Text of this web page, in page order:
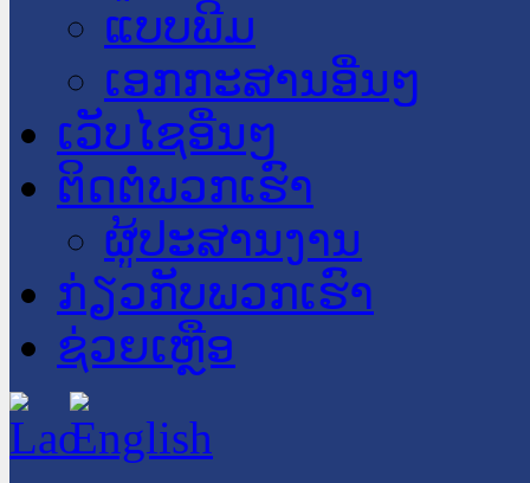
ແບບພີມ
ເອກກະສານອື່ນໆ
ເວັບໄຊອື່ນໆ
ຕິດຕໍ່ພວກເຮົາ
ຜູ້ປະສານງານ
ກ່ຽວກັບພວກເຮົາ
ຊ່ວຍເຫຼືອ